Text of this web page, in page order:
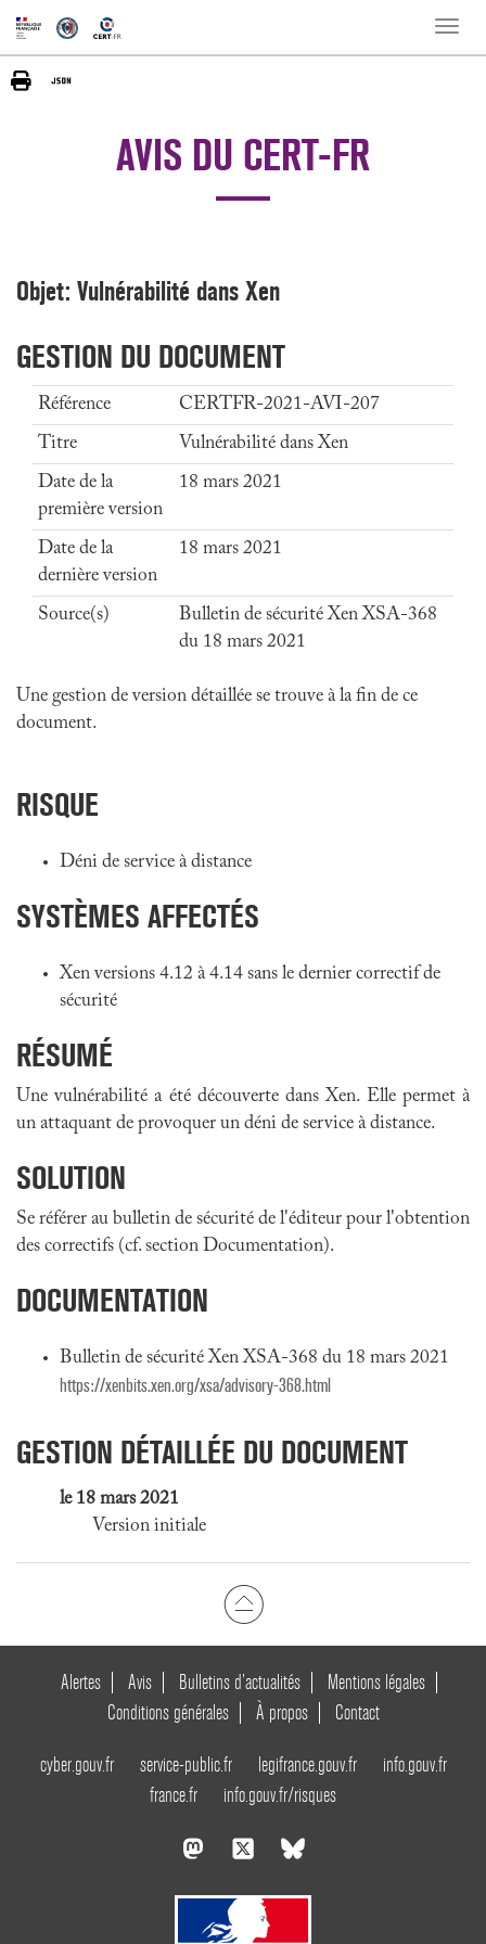
Toggle
AVIS DU CERT-FR
Objet: Vulnérabilité dans Xen
GESTION DU DOCUMENT
Référence
CERTFR-2021-AVI-207
Titre
Vulnérabilité dans Xen
Date de la
première version
18 mars 2021
Date de la
dernière version
18 mars 2021
Source(s)
Bulletin de sécurité Xen XSA-368
du 18 mars 2021
Une gestion de version détaillée se trouve à la fin de ce
document.
RISQUE
Déni de service à distance
SYSTÈMES AFFECTÉS
Xen versions 4.12 à 4.14 sans le dernier correctif de
sécurité
RÉSUMÉ
Une vulnérabilité a été découverte dans Xen. Elle permet à
un attaquant de provoquer un déni de service à distance.
SOLUTION
Se référer au bulletin de sécurité de l'éditeur pour l'obtention
des correctifs (cf. section Documentation).
DOCUMENTATION
Bulletin de sécurité Xen XSA-368 du 18 mars 2021
https://xenbits.xen.org/xsa/advisory-368.html
GESTION DÉTAILLÉE DU DOCUMENT
le 18 mars 2021
Version initiale
Alertes Avis Bulletins d’actualités
Mentions légales
Conditions générales
À propos Contact
cyber.gouv.fr service-public.fr legifrance.gouv.fr
info.gouv.fr
france.fr
info.gouv.fr/risques